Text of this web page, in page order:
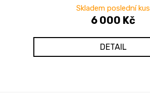
Skladem poslední kus
6 000 Kč
DETAIL